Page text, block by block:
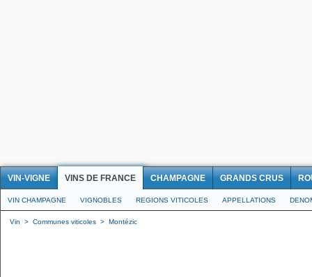
VIN-VIGNE VINS DE FRANCE CHAMPAGNE GRANDS CRUS
VIN CHAMPAGNE VIGNOBLES REGIONS VITICOLES APPELLATIONS
Vin > Communes viticoles > Montézic